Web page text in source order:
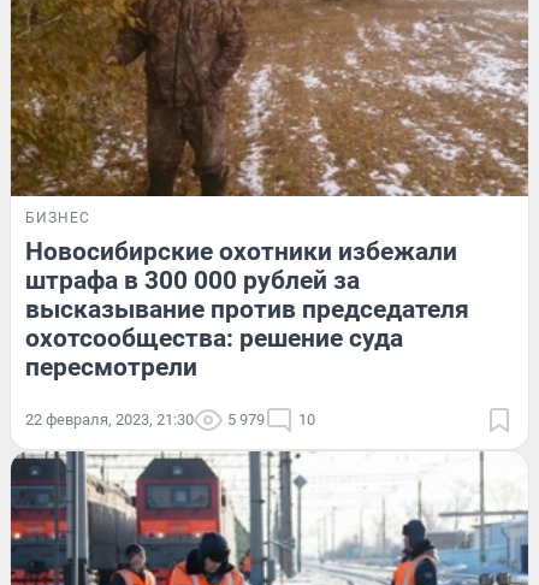
БИЗНЕС
Новосибирские охотники избежали
штрафа в 300 000 рублей за
высказывание против председателя
охотсообщества: решение суда
пересмотрели
22 февраля, 2023, 21:30 5 979 10